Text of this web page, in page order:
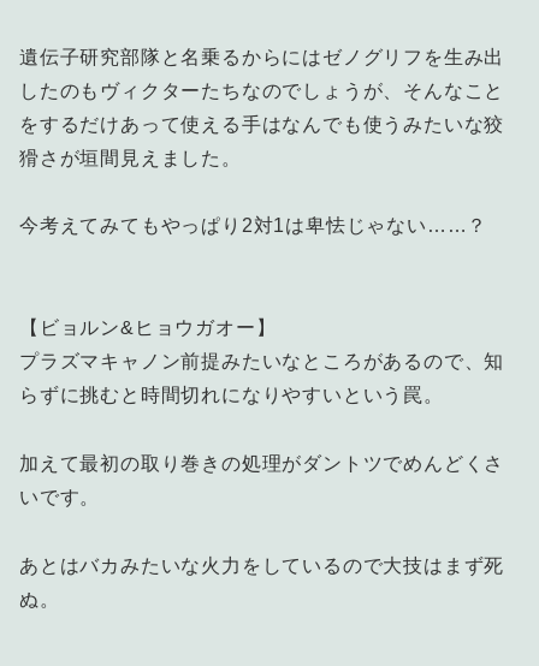
遺伝子研究部隊と名乗るからにはゼノグリフを生み出
したのもヴィクターたちなのでしょうが、そんなこと
をするだけあって使える手はなんでも使うみたいな狡
猾さが垣間見えました。
今考えてみてもやっぱり2対1は卑怯じゃない……？
【ビョルン&ヒョウガオー】
プラズマキャノン前提みたいなところがあるので、知
らずに挑むと時間切れになりやすいという罠。
加えて最初の取り巻きの処理がダントツでめんどくさ
いです。
あとはバカみたいな火力をしているので大技はまず死
ぬ。